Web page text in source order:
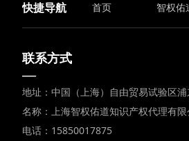
快捷导航 首页 智权佑
联系方式
—
地址：中国（上海）自由贸易试验区
名称：上海智权佑道知识产权代理有限
电话：15850017875